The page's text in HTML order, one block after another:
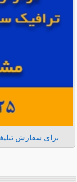
برای سفارش